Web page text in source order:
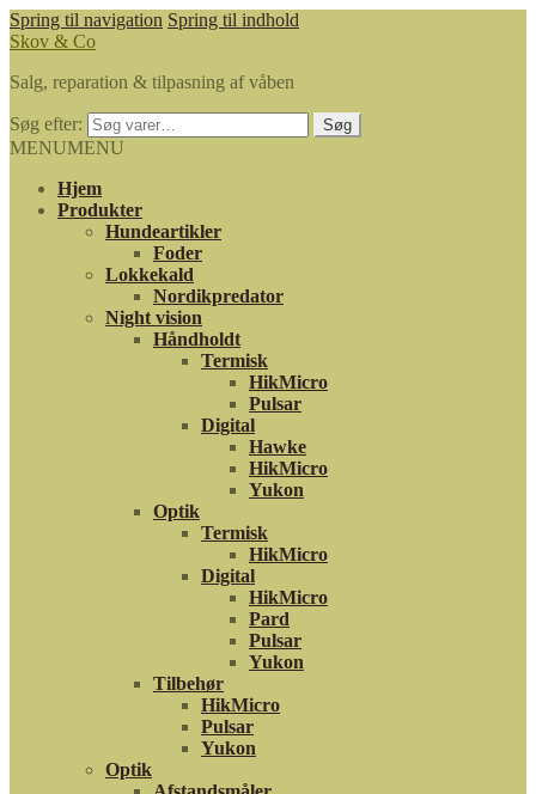
Spring til navigation Spring til indhold
Skov & Co
Salg, reparation & tilpasning af våben
Søg efter: Søg
MENUMENU
Hjem
Produkter
Hundeartikler
Foder
Lokkekald
Nordikpredator
Night vision
Håndholdt
Termisk
HikMicro
Pulsar
Digital
Hawke
HikMicro
Yukon
Optik
Termisk
HikMicro
Digital
HikMicro
Pard
Pulsar
Yukon
Tilbehør
HikMicro
Pulsar
Yukon
Optik